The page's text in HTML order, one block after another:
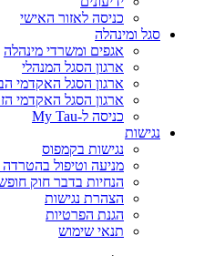
כניסה לאזור האישי
סגל ומינהלה
אגפים ומשרדי מינהלה
ארגון הסגל המנהלי
ארגון הסגל האקדמי
ארגון הסגל האקדמי
כניסה ל-My Tau
נגישות
נגישות בקמפוס
מניעה וטיפול בהטרדה
הנחיות בדבר חוק
הצהרת נגישות
הגנת הפרטיות
תנאי שימוש